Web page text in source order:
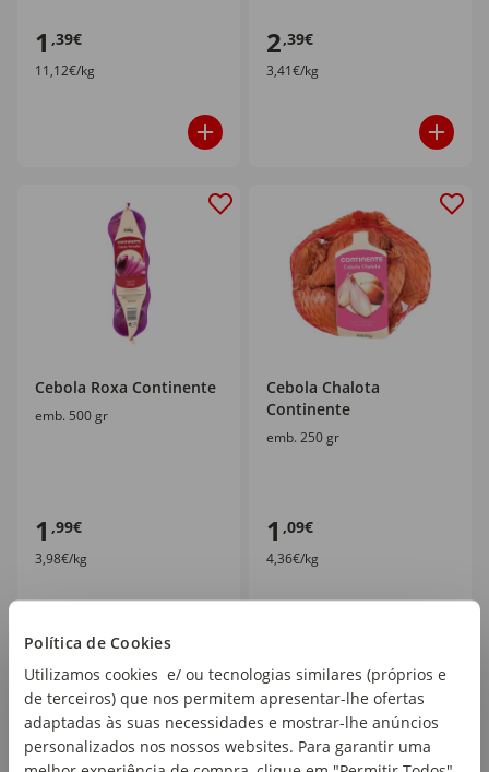
Política de Cookies
Utilizamos cookies e/ ou tecnologias similares (próprios e
de terceiros) que nos permitem apresentar-lhe ofertas
adaptadas às suas necessidades e mostrar-lhe anúncios
personalizados nos nossos websites. Para garantir uma
1 ,39€
11,12€/kg
2,39€
3,41€/kg
Cebola Roxa Continente
emb. 500 gr
1 ,99€
3,98€/kg
Cebola Chalota
Continente
emb. 250 gr
1 ,09€
4,36€/kg